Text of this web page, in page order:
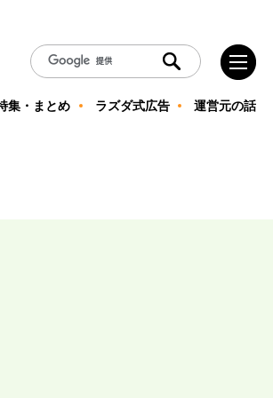
集・まとめ ラズダ式広告 運営元の話